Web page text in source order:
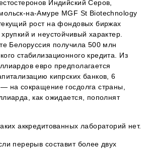
Индийский Серов,
на-Амуре MGF St Biotechnology
рост на фондовых биржах
и неустойчивый характер.
Белоруссия получила 500 млн
стабилизационного кредита. Из
евро предполагается
кипрских банков, 6
на сокращение госдолга страны,
как ожидается, пополнят
аккредитованных лабораторий нет.
перерыв составит более двух